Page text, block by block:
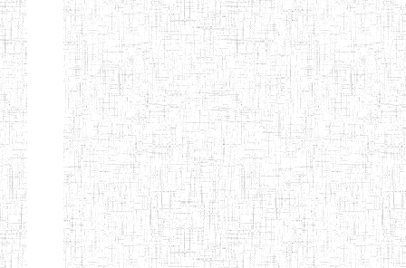
Etablissements
d'enseignement
secondaire
technique
et
professionnel